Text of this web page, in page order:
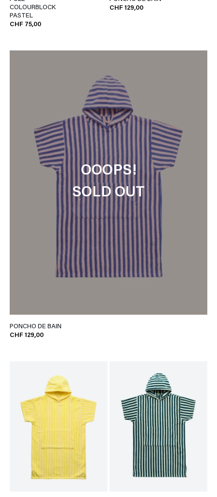
COLOURBLOCK
PASTEL
CHF 75,00
CHF 129,00
OOOPS!
SOLD OUT
PONCHO DE BAIN
CHF 129,00